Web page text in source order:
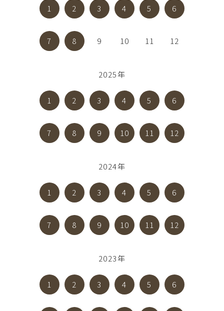
1 2 3 4 5 6
7 8 9 10 11 12
2025年
1 2 3 4 5 6
7 8 9 10 11 12
2024年
1 2 3 4 5 6
7 8 9 10 11 12
2023年
1 2 3 4 5 6